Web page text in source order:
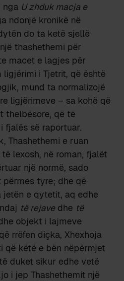
nga U zhduk macja e
ndonjë kronikë në
do ta ketë sjellë
thashethemi për
macet e lagjes për
ligjërimi i Tjetrit, që është
mund ta normalizojë
ligjërimeve – sa kohë që
thelbësore, që të
fjalës së raportuar.
Thashethemi e ruan
lexosh, në roman, fjalët
një normë, sado
tyre; dhe që
e qytetit, aq edhe
të rejave dhe të
objekt i lajmeve
rrëfen diçka, Xhexhoja
që këtë e bën nëpërmjet
duket sikur edhe vetë
i jep Thashethemit një